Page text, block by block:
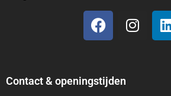
Contact & openingstijden